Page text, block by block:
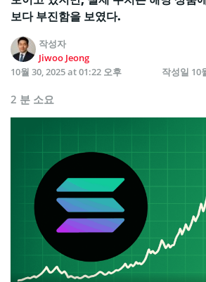
보다 부진함을 보였다.
작성자
Jiwoo Jeong
10월 30, 2025 at 01:22 오후
작성일 10
2 분 소요